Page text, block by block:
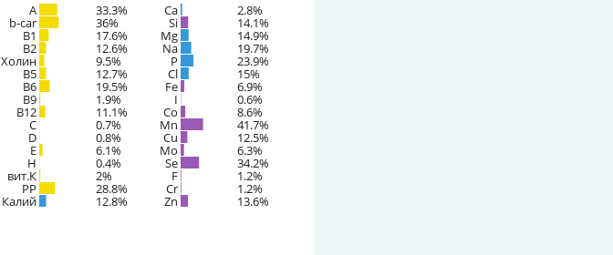
A
33.3%
b-car 36%
В1 17.6%
B2 12.6%
Холин 9.5%
B5 12.7%
B6 19.5%
B9 1.9%
B12 11.1%
C 0.7%
D 0.8%
E 6.1%
H 0.4%
вит.К 2%
PP 28.8%
Калий 12.8%
Ca 2.8%
Si 14.1%
Mg 14.9%
Na 19.7%
P 23.9%
Cl 15%
Fe 6.9%
I 0.6%
Co 8.6%
Mn 41.7%
Cu 12.5%
Mo 6.3%
Se 34.2%
F 1.2%
Cr 1.2%
Zn 13.6%